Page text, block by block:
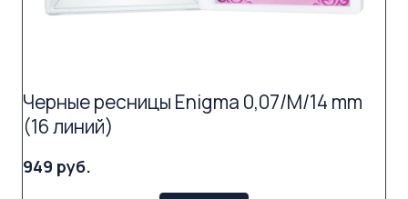
Черные ресницы Enigma 0,07/M/14 mm
(16 линий)
949 руб.